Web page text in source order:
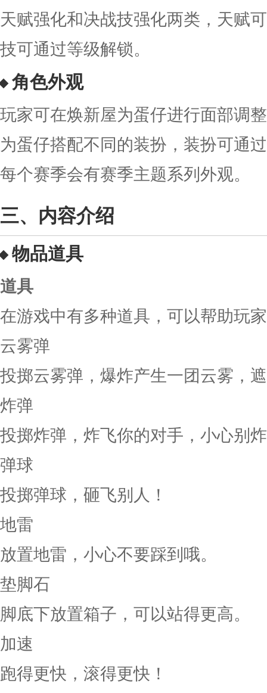
天赋强化和决战技强化两类，天赋
技可通过等级解锁。
角色外观
玩家可在焕新屋为蛋仔进行面部调
为蛋仔搭配不同的装扮，装扮可通
每个赛季会有赛季主题系列外观。
内容介绍
物品道具
道具
在游戏中有多种道具，可以帮助玩
云雾弹
投掷云雾弹，爆炸产生一团云雾，
炸弹
投掷炸弹，炸飞你的对手，小心别
弹球
投掷弹球，砸飞别人！
地雷
放置地雷，小心不要踩到哦。
垫脚石
脚底下放置箱子，可以站得更高。
加速
跑得更快，滚得更快！